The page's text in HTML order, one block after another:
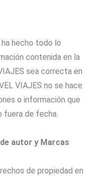
ha hecho todo lo
contenida en la
sea correcta en
VIAJES no se hace
o información que
fuera de fecha.
autor y Marcas
de propiedad en